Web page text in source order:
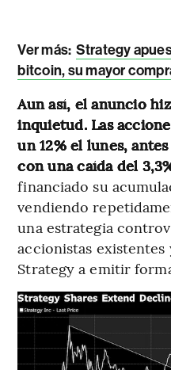
Ver más: Strategy
bitcoin, su mayor
Aun así, el anuncio
inquietud. Las
un 12% el lunes,
con una caída del
financiado su
vendiendo
una estrategia
accionistas existentes
Strategy a emitir